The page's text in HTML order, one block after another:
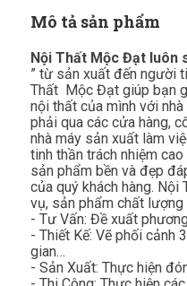
Mô tả sản phẩm
Nội Thất Mộc Đạt luôn
” từ sản xuất đến người
Thất Mộc Đạt giúp bạn
nội thất của mình với
phải qua các cửa hàng,
nhà máy sản xuất làm
tinh thần trách nhiệm
sản phẩm bền và đẹp
của quý khách hàng.
vụ, sản phẩm chất
- Tư Vấn: Đề xuất
- Thiết Kế: Vẽ phối cảnh
gian…
- Sản Xuất: Thực hiện